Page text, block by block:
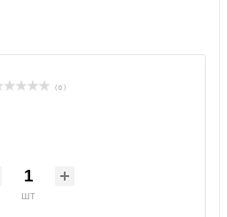
( 0 )
шт